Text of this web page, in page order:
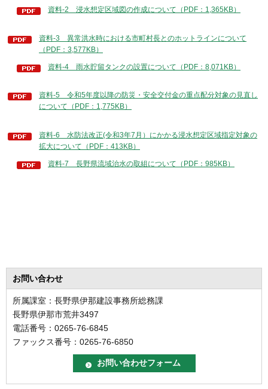
資料-2 浸水想定区域図の作成について（PDF：1,365KB）
資料-3 異常洪水時における市町村長とのホットラインについて
（PDF：3,577KB）
資料-4 雨水貯留タンクの設置について（PDF：8,071KB）
資料-5 令和5年度以降の防災・安全交付金の重点配分対象の見直し
について（PDF：1,775KB）
資料-6 水防法改正(令和3年7月）にかかる浸水想定区域指定対象の
拡大について（PDF：413KB）
資料-7 長野県流域治水の取組について（PDF：985KB）
お問い合わせ
所属課室：長野県伊那建設事務所総務課
長野県伊那市荒井3497
電話番号：0265-76-6845
ファックス番号：0265-76-6850